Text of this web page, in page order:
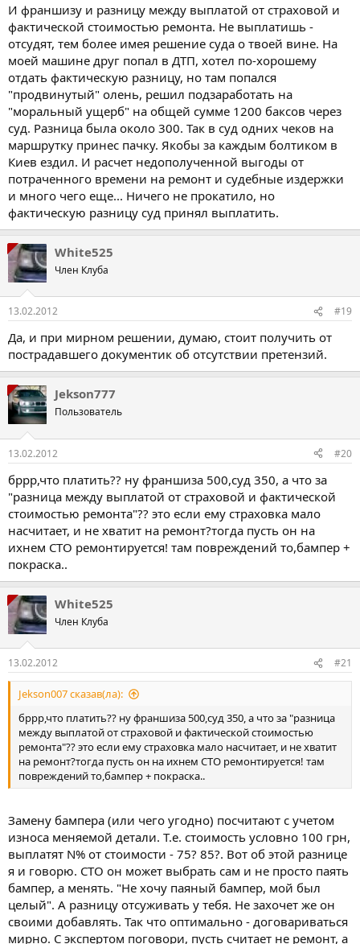
И франшизу и разницу между выплатой от страховой и
фактической стоимостью ремонта. Не выплатишь -
отсудят, тем более имея решение суда о твоей вине. На
моей машине друг попал в ДТП, хотел по-хорошему
отдать фактическую разницу, но там попался
"продвинутый" олень, решил подзаработать на
"моральный ущерб" на общей сумме 1200 баксов через
суд. Разница была около 300. Так в суд одних чеков на
маршрутку принес пачку. Якобы за каждым болтиком в
Киев ездил. И расчет недополученной выгоды от
потраченного времени на ремонт и судебные издержки
и много чего еще... Ничего не прокатило, но
фактическую разницу суд принял выплатить.
White525
Член Клуба
13.02.2012 #19
Да, и при мирном решении, думаю, стоит получить от
пострадавшего документик об отсутствии претензий.
Jekson777
Пользователь
13.02.2012 #20
бррр,что платить?? ну франшиза 500,суд 350, а что за
"разница между выплатой от страховой и фактической
стоимостью ремонта"?? это если ему страховка мало
насчитает, и не хватит на ремонт?тогда пусть он на
ихнем СТО ремонтируется! там повреждений то,бампер +
покраска..
White525
Член Клуба
13.02.2012 #21
Jekson007 сказав(ла):
бррр,что платить?? ну франшиза 500,суд 350, а что за "разница
между выплатой от страховой и фактической стоимостью
ремонта"?? это если ему страховка мало насчитает, и не хватит
на ремонт?тогда пусть он на ихнем СТО ремонтируется! там
повреждений то,бампер + покраска..
Замену бампера (или чего угодно) посчитают с учетом
износа меняемой детали. Т.е. стоимость условно 100 грн,
выплатят N% от стоимости - 75? 85?. Вот об этой разнице
я и говорю. СТО он может выбрать сам и не просто паять
бампер, а менять. "Не хочу паяный бампер, мой был
целый". А разницу отсуживать у тебя. Не захочет же он
своими добавлять. Так что оптимально - договариваться
мирно. С экспертом поговори, пусть считает не ремонт, а